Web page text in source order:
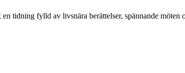
tidning fylld av livsnära berättelser, spännande